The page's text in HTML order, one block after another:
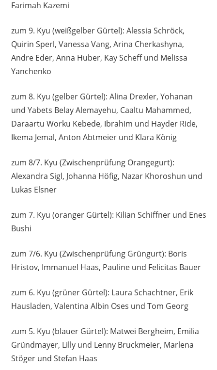
Farimah Kazemi
zum 9. Kyu (weißgelber Gürtel): Alessia Schröck,
Quirin Sperl, Vanessa Vang, Arina Cherkashyna,
Andre Eder, Anna Huber, Kay Scheff und Melissa
Yanchenko
zum 8. Kyu (gelber Gürtel): Alina Drexler, Yohanan
und Yabets Belay Alemayehu, Caaltu Mahammed,
Daraartu Worku Kebede, Ibrahim und Hayder Ride,
Ikema Jemal, Anton Abtmeier und Klara König
zum 8/7. Kyu (Zwischenprüfung Orangegurt):
Alexandra Sigl, Johanna Höfig, Nazar Khoroshun und
Lukas Elsner
zum 7. Kyu (oranger Gürtel): Kilian Schiffner und Enes
Bushi
zum 7/6. Kyu (Zwischenprüfung Grüngurt): Boris
Hristov, Immanuel Haas, Pauline und Felicitas Bauer
zum 6. Kyu (grüner Gürtel): Laura Schachtner, Erik
Hausladen, Valentina Albin Oses und Tom Georg
zum 5. Kyu (blauer Gürtel): Matwei Bergheim, Emilia
Gründmayer, Lilly und Lenny Bruckmeier, Marlena
Stöger und Stefan Haas